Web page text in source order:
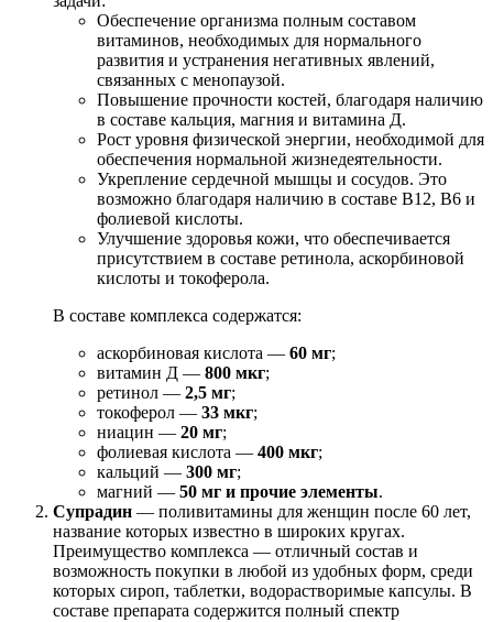
Обеспечение организма полным составом
витаминов, необходимых для нормального
развития и устранения негативных явлений,
связанных с менопаузой.
Повышение прочности костей, благодаря наличию
в составе кальция, магния и витамина Д.
Рост уровня физической энергии, необходимой для
обеспечения нормальной жизнедеятельности.
Укрепление сердечной мышцы и сосудов. Это
возможно благодаря наличию в составе В12, В6 и
фолиевой кислоты.
Улучшение здоровья кожи, что обеспечивается
присутствием в составе ретинола, аскорбиновой
кислоты и токоферола.
В составе комплекса содержатся:
аскорбиновая кислота — 60 мг;
витамин Д — 800 мкг;
ретинол — 2,5 мг;
токоферол — 33 мкг;
ниацин — 20 мг;
фолиевая кислота — 400 мкг;
кальций — 300 мг;
магний — 50 мг и прочие элементы.
Супрадин — поливитамины для женщин после 60 лет,
название которых известно в широких кругах.
Преимущество комплекса — отличный состав и
возможность покупки в любой из удобных форм, среди
которых сироп, таблетки, водорастворимые капсулы. В
составе препарата содержится полный спектр